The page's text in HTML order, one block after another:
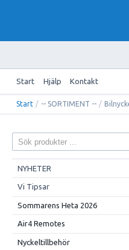
Start Hjälp Kontakt
Start / -- SORTIMENT -- /
NYHETER
Vi Tipsar
Sommarens Heta 2026
Air4 Remotes
Nyckeltillbehör